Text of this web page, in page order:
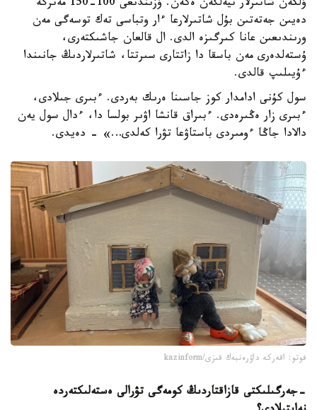
ۇلكەن شاتىرلار تيەلگەن ەكەن. ۇزىندىعى 100-150 مەترگە
دەيىن جەتەتىن بۇل شاتىرلارعا ءار وتباسى تەك توسەگى مەن
ورىندىعىن عانا كىرگىزە الدى. ال قالعان جاشىكتەرى،
ۇستەلدەرى مەن باسقا دا زاتتارى سىرتتا، شاتىرلاردىڭ جانىندا
ءۇيىلىپ قالدى.
سول كۇنى ادامدار كوز جاسىنا ەرىك بەردى. ءبىرى جىلادى،
ءبىرى زار ەڭىرەدى. ءبىراق قانشا اۋىر بولسا دا، ءدال سول يەن
دالادا جاڭا ءومىردى باستاۋعا تۋرا كەلدى…» - دەيدى.
فوتو: اقەركە داۋرەنبەك قىزى/kazinform
-جەرگىلىكتى قازاقتاردىڭ كومەگى تۋرالى ەستەلىكتەردە